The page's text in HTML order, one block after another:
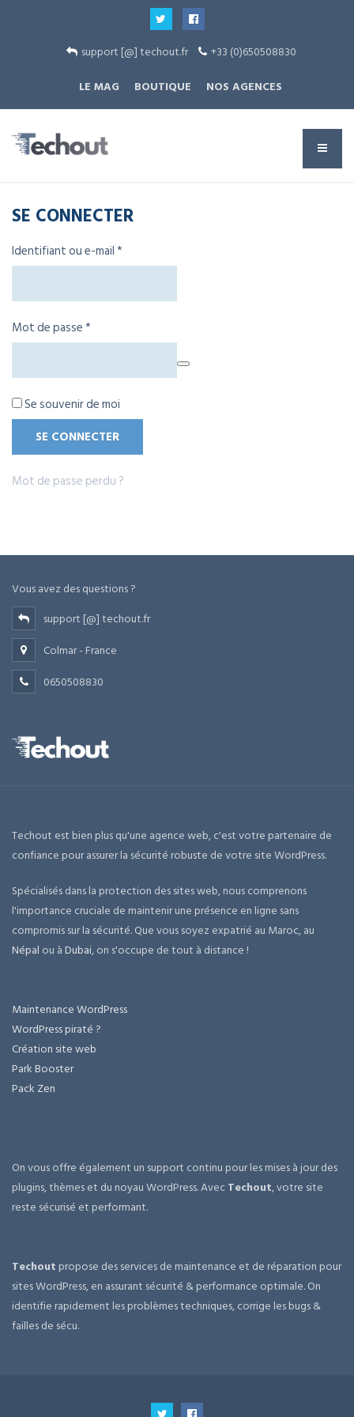
support [@] techout.fr
+33 (0)650508830
LE MAG
BOUTIQUE NOS AGENCES
SE CONNECTER
Identifiant ou e-mail*
Mot de passe*
Se souvenir de moi
SE CONNECTER
Mot de passe perdu ?
Vous avez des questions ?
support [@] techout.fr
Colmar - France
0650508830
Techout est bien plus qu'une agence web, c'est votre partenaire de
confiance pour assurer la sécurité robuste de votre site WordPress.
Spécialisés dans la protection des sites web, nous comprenons
l'importance cruciale de maintenir une présence en ligne sans
compromis sur la sécurité. Que vous soyez expatrié au Maroc, au
Népal ou àDubai, on s'occupe de tout à distance !
Maintenance WordPress
WordPress piraté ?
Création site web
Park Booster
Pack Zen
On vous offre également un support continu pour les mises à jour des
plugins, thèmes et du noyau WordPress. AvecTechout, votre site
reste sécurisé et performant.
Techout propose des services de maintenance et de réparation pour
sites WordPress, en assurant sécurité & performance optimale. On
identifie rapidement les problèmes techniques, corrige les bugs &
failles de sécu.